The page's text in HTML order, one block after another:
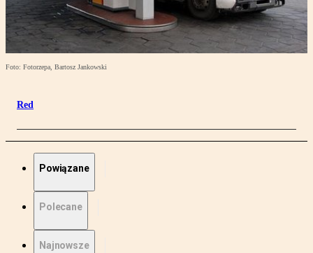
Foto: Fotorzepa, Bartosz Jankowski
Red
Powiązane
Polecane
Najnowsze